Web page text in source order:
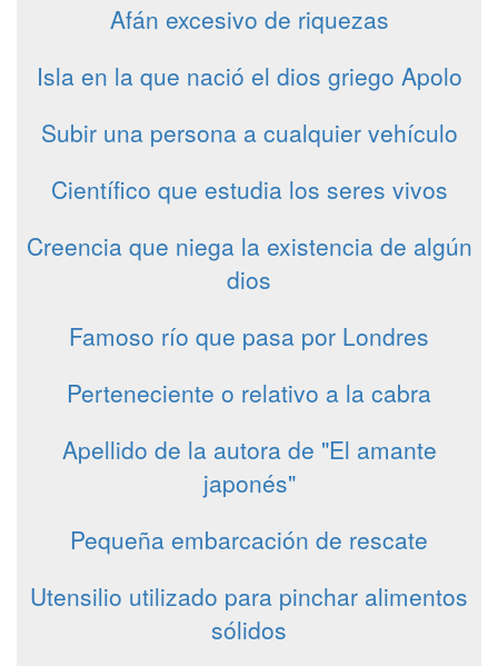
Afán excesivo de riquezas
Isla en la que nació el dios griego Apolo
Subir una persona a cualquier vehículo
Científico que estudia los seres vivos
Creencia que niega la existencia de algún
dios
Famoso río que pasa por Londres
Perteneciente o relativo a la cabra
Apellido de la autora de "El amante
japonés"
Pequeña embarcación de rescate
Utensilio utilizado para pinchar alimentos
sólidos